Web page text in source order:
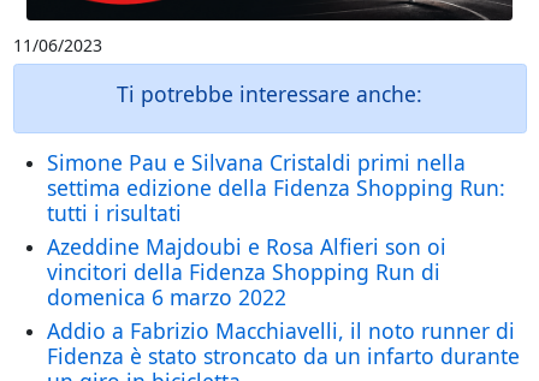
11/06/2023
Ti potrebbe interessare anche:
Simone Pau e Silvana Cristaldi primi nella
settima edizione della Fidenza Shopping Run:
tutti i risultati
Azeddine Majdoubi e Rosa Alfieri son oi
vincitori della Fidenza Shopping Run di
domenica 6 marzo 2022
Addio a Fabrizio Macchiavelli, il noto runner di
Fidenza è stato stroncato da un infarto durante